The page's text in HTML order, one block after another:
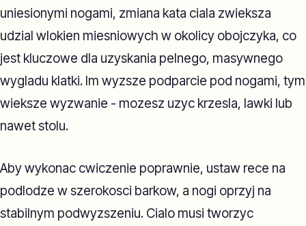
uniesionymi nogami, zmiana kata ciala zwieksza
udzial wlokien miesniowych w okolicy obojczyka, co
jest kluczowe dla uzyskania pelnego, masywnego
wygladu klatki. Im wyzsze podparcie pod nogami, tym
wieksze wyzwanie - mozesz uzyc krzesla, lawki lub
nawet stolu.
Aby wykonac cwiczenie poprawnie, ustaw rece na
podlodze w szerokosci barkow, a nogi oprzyj na
stabilnym podwyzszeniu. Cialo musi tworzyc